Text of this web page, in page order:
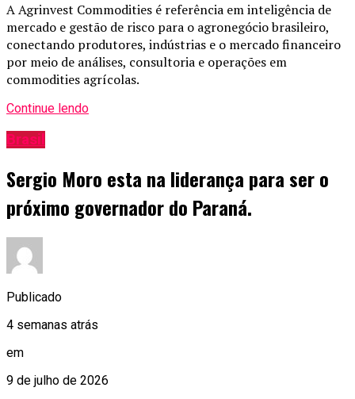
A Agrinvest Commodities é referência em inteligência de
mercado e gestão de risco para o agronegócio brasileiro,
conectando produtores, indústrias e o mercado financeiro
por meio de análises, consultoria e operações em
commodities agrícolas.
Continue lendo
Brasil
Sergio Moro esta na liderança para ser o
próximo governador do Paraná.
Publicado
4 semanas atrás
em
9 de julho de 2026